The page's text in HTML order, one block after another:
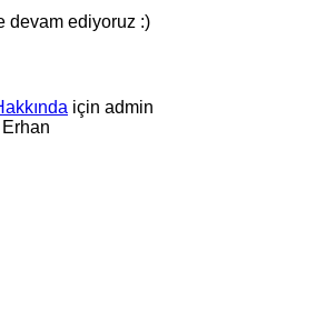
devam ediyoruz :)
için admin
Erhan